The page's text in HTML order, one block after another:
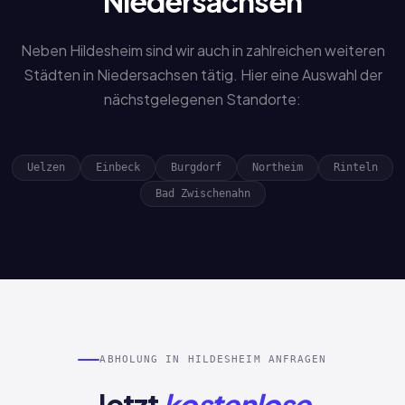
Neben Hildesheim sind wir auch in zahlreichen weiteren
Städten in Niedersachsen tätig. Hier eine Auswahl der
nächstgelegenen Standorte:
Uelzen Einbeck Burgdorf Northeim Rinteln
Bad Zwischenahn
ABHOLUNG IN HILDESHEIM ANFRAGEN